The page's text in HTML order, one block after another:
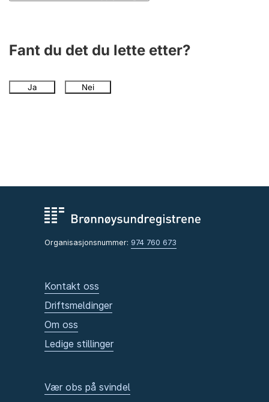
Fant du det du lette etter?
Ja Nei
Organisasjonsnummer: 974 760 673
Kontakt oss
Driftsmeldinger
Om oss
Ledige stillinger
Vær obs på svindel